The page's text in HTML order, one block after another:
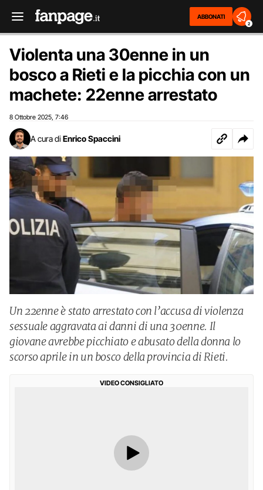
ABBONATI
2
Violenta una 30enne in un
bosco a Rieti e la picchia con un
machete: 22enne arrestato
8 Ottobre 2025 7:46
A cura di Enrico Spaccini
Un 22enne è stato arrestato con l’accusa di violenza
sessuale aggravata ai danni di una 30enne. Il
giovane avrebbe picchiato e abusato della donna lo
scorso aprile in un bosco della provincia di Rieti.
VIDEO CONSIGLIATO